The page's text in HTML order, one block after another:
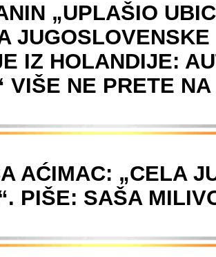
„UPLAŠIO
IZ HOLANDIJE:
VIŠE NE PRETE
AĆIMAC: „CELA
PIŠE: SAŠA